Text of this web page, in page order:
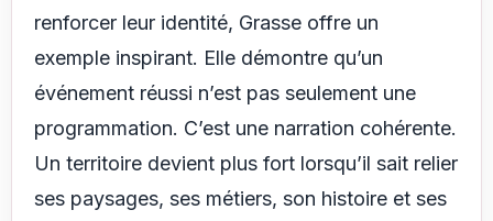
renforcer leur identité, Grasse offre un
exemple inspirant. Elle démontre qu’un
événement réussi n’est pas seulement une
programmation. C’est une narration cohérente.
Un territoire devient plus fort lorsqu’il sait relier
ses paysages, ses métiers, son histoire et ses